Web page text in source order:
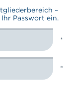
–
Passwort ein.